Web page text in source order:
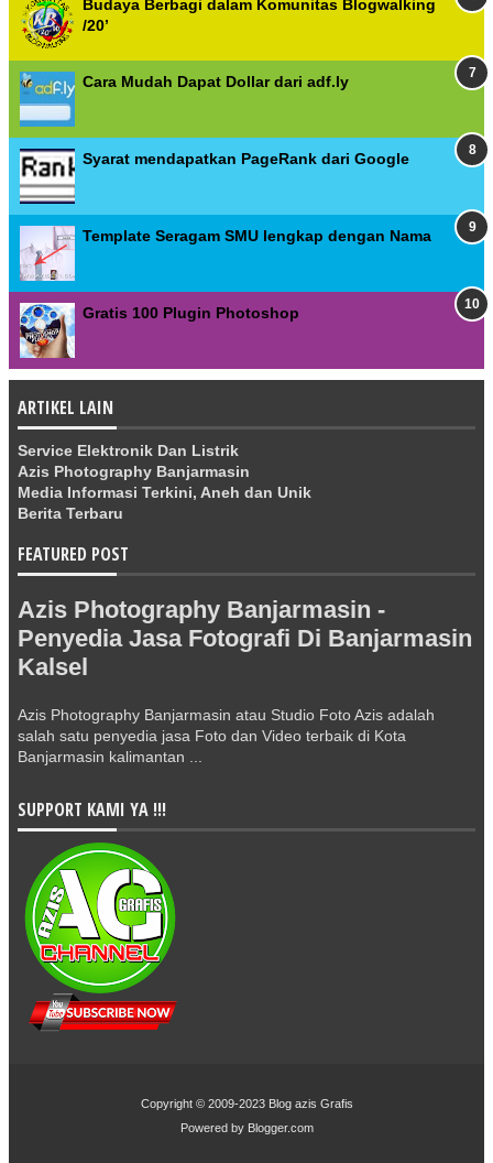
Budaya Berbagi dalam Komunitas Blogwalking
/20’
Cara Mudah Dapat Dollar dari adf.ly
Syarat mendapatkan PageRank dari Google
Template Seragam SMU lengkap dengan Nama
Gratis 100 Plugin Photoshop
ARTIKEL LAIN
Service Elektronik Dan Listrik
Azis Photography Banjarmasin
Media Informasi Terkini, Aneh dan Unik
Berita Terbaru
FEATURED POST
Azis Photography Banjarmasin -
Penyedia Jasa Fotografi Di Banjarmasin
Kalsel
Azis Photography Banjarmasin atau Studio Foto Azis adalah
salah satu penyedia jasa Foto dan Video terbaik di Kota
Banjarmasin kalimantan ...
SUPPORT KAMI YA !!!
Copyright © 2009-2023 Blog azis Grafis
Powered by Blogger.com